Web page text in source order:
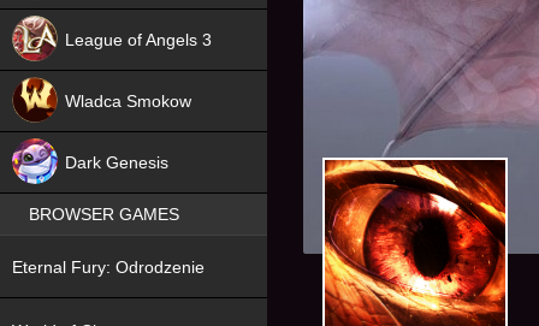
League of Angels 3
Wladca Smokow
Dark Genesis
BROWSER GAMES
Eternal Fury: Odrodzenie